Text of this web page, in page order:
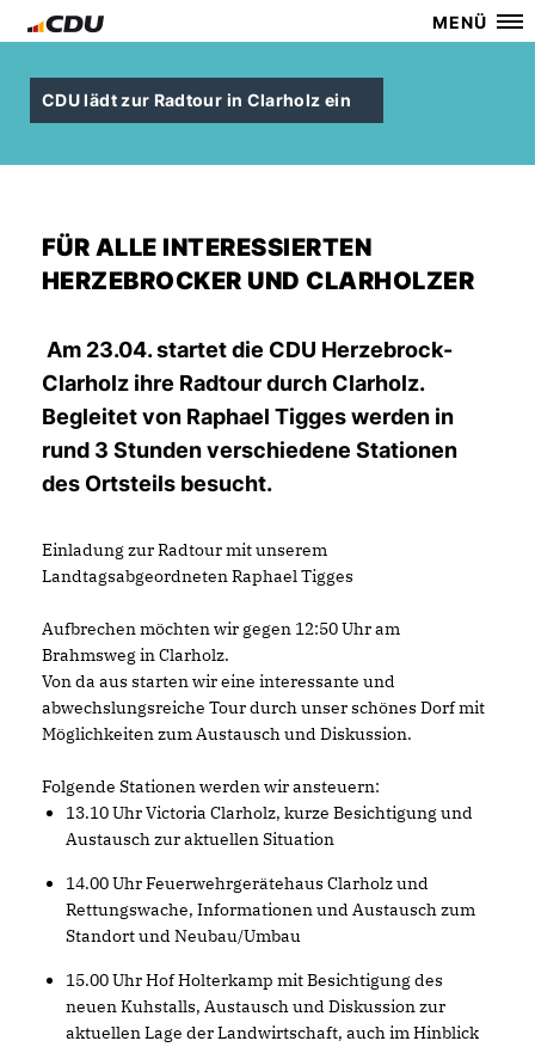
MENÜ
CDU lädt zur Radtour in Clarholz ein
FÜR ALLE INTERESSIERTEN
HERZEBROCKER UND CLARHOLZER
Am 23.04. startet die CDU Herzebrock-
Clarholz ihre Radtour durch Clarholz.
Begleitet von Raphael Tigges werden in
rund 3 Stunden verschiedene Stationen
des Ortsteils besucht.
Einladung zur Radtour mit unserem
Landtagsabgeordneten Raphael Tigges
Aufbrechen möchten wir gegen 12:50 Uhr am
Brahmsweg in Clarholz.
Von da aus starten wir eine interessante und
abwechslungsreiche Tour durch unser schönes Dorf mit
Möglichkeiten zum Austausch und Diskussion.
Folgende Stationen werden wir ansteuern:
13.10 Uhr Victoria Clarholz, kurze Besichtigung und
Austausch zur aktuellen Situation
14.00 Uhr Feuerwehrgerätehaus Clarholz und
Rettungswache, Informationen und Austausch zum
Standort und Neubau/Umbau
15.00 Uhr Hof Holterkamp mit Besichtigung des
neuen Kuhstalls, Austausch und Diskussion zur
aktuellen Lage der Landwirtschaft, auch im Hinblick